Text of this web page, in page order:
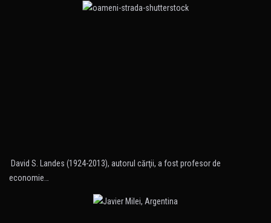
David S. Landes (1924-2013), autorul cărţii, a fost profesor de
economie…